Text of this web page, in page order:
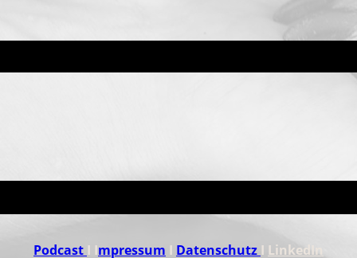
Podcast I Impressum I Datenschutz I LinkedIn